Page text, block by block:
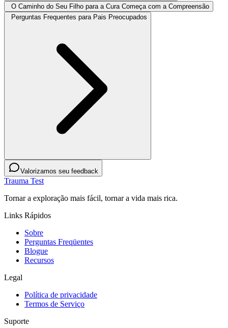
O Caminho do Seu Filho para a Cura Começa com a Compreensão
Perguntas Frequentes para Pais Preocupados
Valorizamos seu feedback
Trauma Test
Tornar a exploração mais fácil, tornar a vida mais rica.
Links Rápidos
Sobre
Perguntas Freqüentes
Blogue
Recursos
Legal
Política de privacidade
Termos de Serviço
Suporte